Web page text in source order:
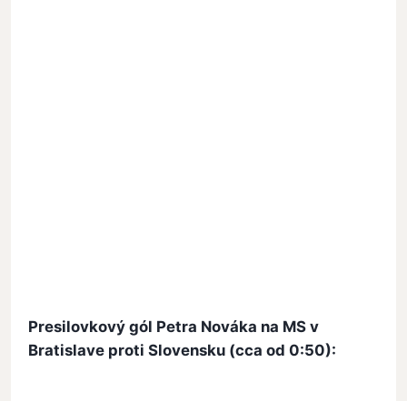
Presilovkový gól Petra Nováka na MS v
Bratislave proti Slovensku (cca od 0:50):